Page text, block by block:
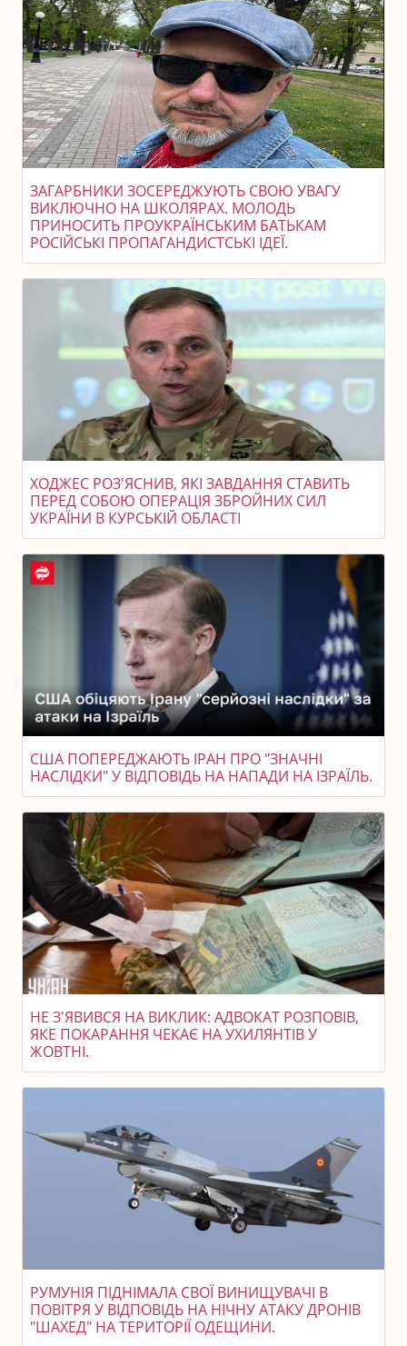
ЗАГАРБНИКИ ЗОСЕРЕДЖУЮТЬ СВОЮ УВАГУ
ВИКЛЮЧНО НА ШКОЛЯРАХ. МОЛОДЬ
ПРИНОСИТЬ ПРОУКРАЇНСЬКИМ БАТЬКАМ
РОСІЙСЬКІ ПРОПАГАНДИСТСЬКІ ІДЕЇ.
ХОДЖЕС РОЗ'ЯСНИВ, ЯКІ ЗАВДАННЯ СТАВИТЬ
ПЕРЕД СОБОЮ ОПЕРАЦІЯ ЗБРОЙНИХ СИЛ
УКРАЇНИ В КУРСЬКІЙ ОБЛАСТІ
США ПОПЕРЕДЖАЮТЬ ІРАН ПРО "ЗНАЧНІ
НАСЛІДКИ" У ВІДПОВІДЬ НА НАПАДИ НА ІЗРАЇЛЬ.
НЕ З'ЯВИВСЯ НА ВИКЛИК: АДВОКАТ РОЗПОВІВ,
ЯКЕ ПОКАРАННЯ ЧЕКАЄ НА УХИЛЯНТІВ У
ЖОВТНІ.
РУМУНІЯ ПІДНІМАЛА СВОЇ ВИНИЩУВАЧІ В
ПОВІТРЯ У ВІДПОВІДЬ НА НІЧНУ АТАКУ ДРОНІВ
"ШАХЕД" НА ТЕРИТОРІЇ ОДЕЩИНИ.